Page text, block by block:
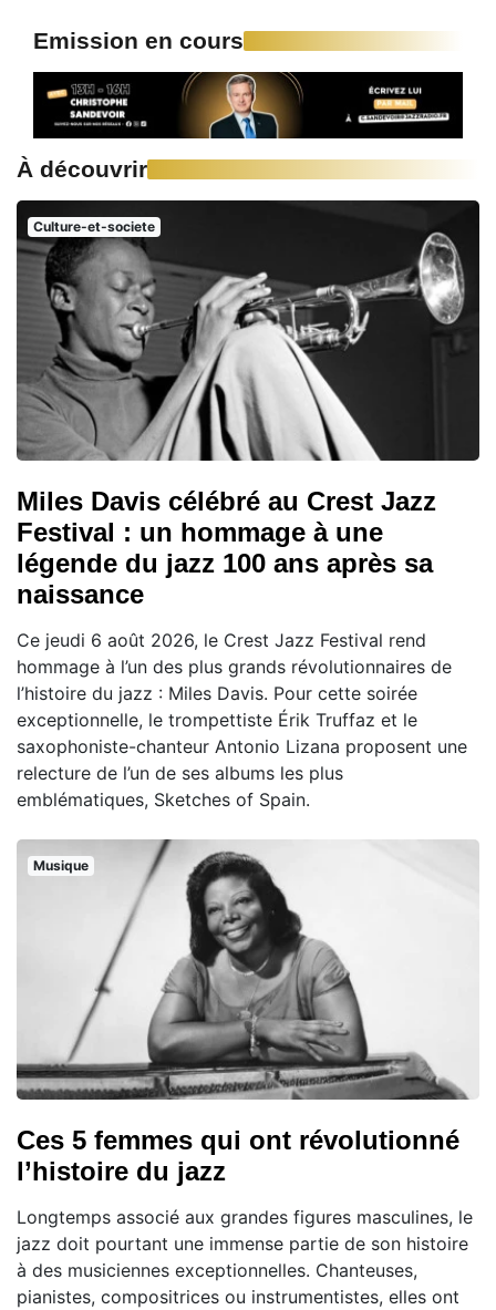
Emission en cours
À découvrir
Culture-et-societe
Miles Davis célébré au Crest Jazz
Festival : un hommage à une
légende du jazz 100 ans après sa
naissance
Ce jeudi 6 août 2026, le Crest Jazz Festival rend
hommage à l’un des plus grands révolutionnaires de
l’histoire du jazz : Miles Davis. Pour cette soirée
exceptionnelle, le trompettiste Érik Truffaz et le
saxophoniste-chanteur Antonio Lizana proposent une
relecture de l’un de ses albums les plus
emblématiques, Sketches of Spain.
Musique
Ces 5 femmes qui ont révolutionné
l’histoire du jazz
Longtemps associé aux grandes figures masculines, le
jazz doit pourtant une immense partie de son histoire
à des musiciennes exceptionnelles. Chanteuses,
pianistes, compositrices ou instrumentistes, elles ont